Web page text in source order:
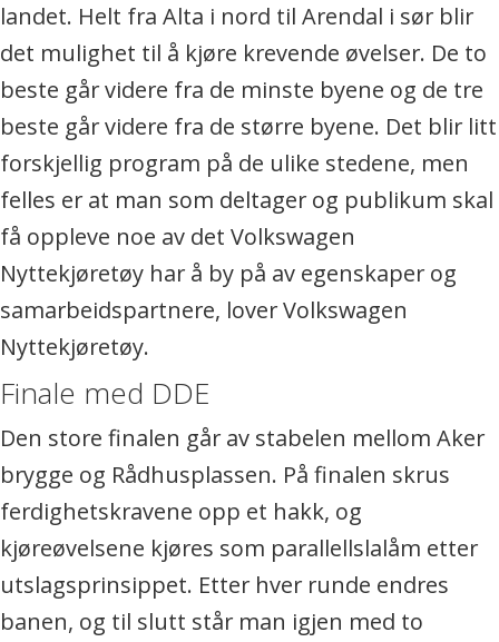
landet. Helt fra Alta i nord til Arendal i sør blir
det mulighet til å kjøre krevende øvelser. De to
beste går videre fra de minste byene og de tre
beste går videre fra de større byene. Det blir litt
forskjellig program på de ulike stedene, men
felles er at man som deltager og publikum skal
få oppleve noe av det Volkswagen
Nyttekjøretøy har å by på av egenskaper og
samarbeidspartnere, lover Volkswagen
Nyttekjøretøy.
Finale med DDE
Den store finalen går av stabelen mellom Aker
brygge og Rådhusplassen. På finalen skrus
ferdighetskravene opp et hakk, og
kjøreøvelsene kjøres som parallellslalåm etter
utslagsprinsippet. Etter hver runde endres
banen, og til slutt står man igjen med to